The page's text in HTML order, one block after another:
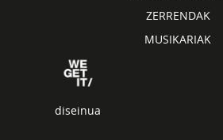
ZERRENDAK
MUSIKARIAK
diseinua